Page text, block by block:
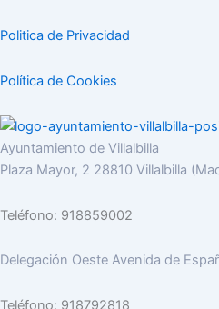
Politica de Privacidad
Política de Cookies
Ayuntamiento de Villalbilla
Plaza Mayor, 2 28810 Villalbilla
Teléfono: 918859002
Delegación Oeste Avenida de
Teléfono: 918792818